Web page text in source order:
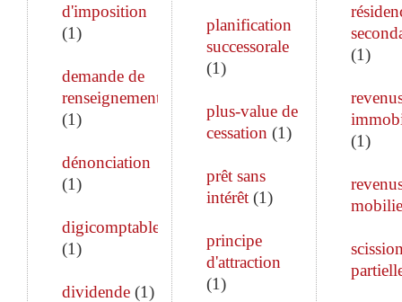
d'imposition
(1)
demande de
renseignements
(1)
dénonciation
(1)
digicomptable
(1)
dividende (1)
planification
successorale
(1)
plus-value de
cessation (1)
prêt sans
intérêt(1)
principe
d'attraction
(1)
(1)
(1)